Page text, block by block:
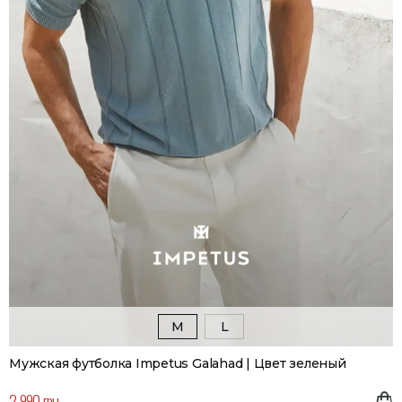
M L
Мужская футболка Impetus Galahad | Цвет зеленый